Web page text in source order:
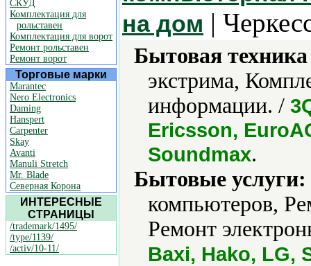
СКУД
Комплектация для
рольставен
Комплектация для ворот
Ремонт рольставен
Ремонт ворот
Торговые марки
Marantec
Nero Electronics
Daming
Hanspert
Carpenter
Skay
Avanti
Manuli Stretch
Mr. Blade
Северная Корона
ИНТЕРЕСНЫЕ
СТРАНИЦЫ
/trademark/1495/
/type/1139/
/activ/10-11/
на дом |
Бытовая
экстрима,
информации. /
Ericsson,
Soundmax.
Бытовые услуги:
компьютеров,
Ремонт
Baxi, Hako, LG,